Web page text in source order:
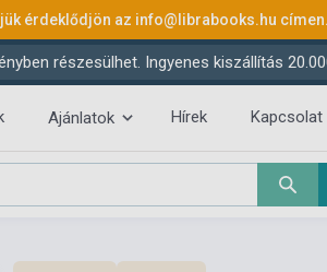
érdeklődjön az info@librabooks.hu címen.
részesülhet. Ingyenes kiszállítás
Ajánlatok Hírek Kapcsolat